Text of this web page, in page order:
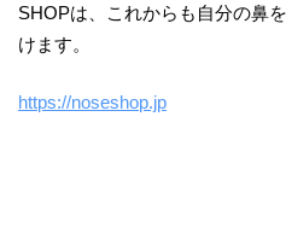
SHOPは、これからも自分の鼻
けます。
https://noseshop.jp